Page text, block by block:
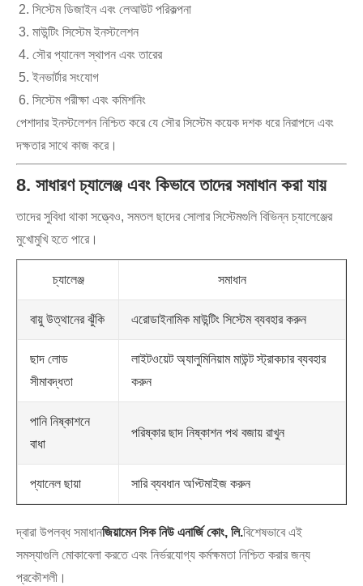
সিস্টেম ডিজাইন এবং লেআউট পরিকল্পনা
মাউন্টিং সিস্টেম ইনস্টলেশন
সৌর প্যানেল স্থাপন এবং তারের
ইনভার্টার সংযোগ
সিস্টেম পরীক্ষা এবং কমিশনিং
পেশাদার ইনস্টলেশন নিশ্চিত করে যে সৌর সিস্টেম কয়েক দশক ধরে নিরাপদে এবং
দক্ষতার সাথে কাজ করে।
8. সাধারণ চ্যালেঞ্জ এবং কিভাবে তাদের সমাধান করা যায়
তাদের সুবিধা থাকা সত্ত্বেও, সমতল ছাদের সোলার সিস্টেমগুলি বিভিন্ন চ্যালেঞ্জের
মুখোমুখি হতে পারে।
চ্যালেঞ্জ সমাধান
বায়ু উত্থানের ঝুঁকি এরোডাইনামিক মাউন্টিং সিস্টেম ব্যবহার করুন
ছাদ লোড
সীমাবদ্ধতা
লাইটওয়েট অ্যালুমিনিয়াম মাউন্ট স্ট্রাকচার ব্যবহার
করুন
পানি নিষ্কাশনে
বাধা
পরিষ্কার ছাদ নিষ্কাশন পথ বজায় রাখুন
প্যানেল ছায়া সারি ব্যবধান অপ্টিমাইজ করুন
দ্বারা উপলব্ধ সমাধানজিয়ামেন সিক নিউ এনার্জি কোং, লি.বিশেষভাবে এই
সমস্যাগুলি মোকাবেলা করতে এবং নির্ভরযোগ্য কর্মক্ষমতা নিশ্চিত করার জন্য
প্রকৌশলী।